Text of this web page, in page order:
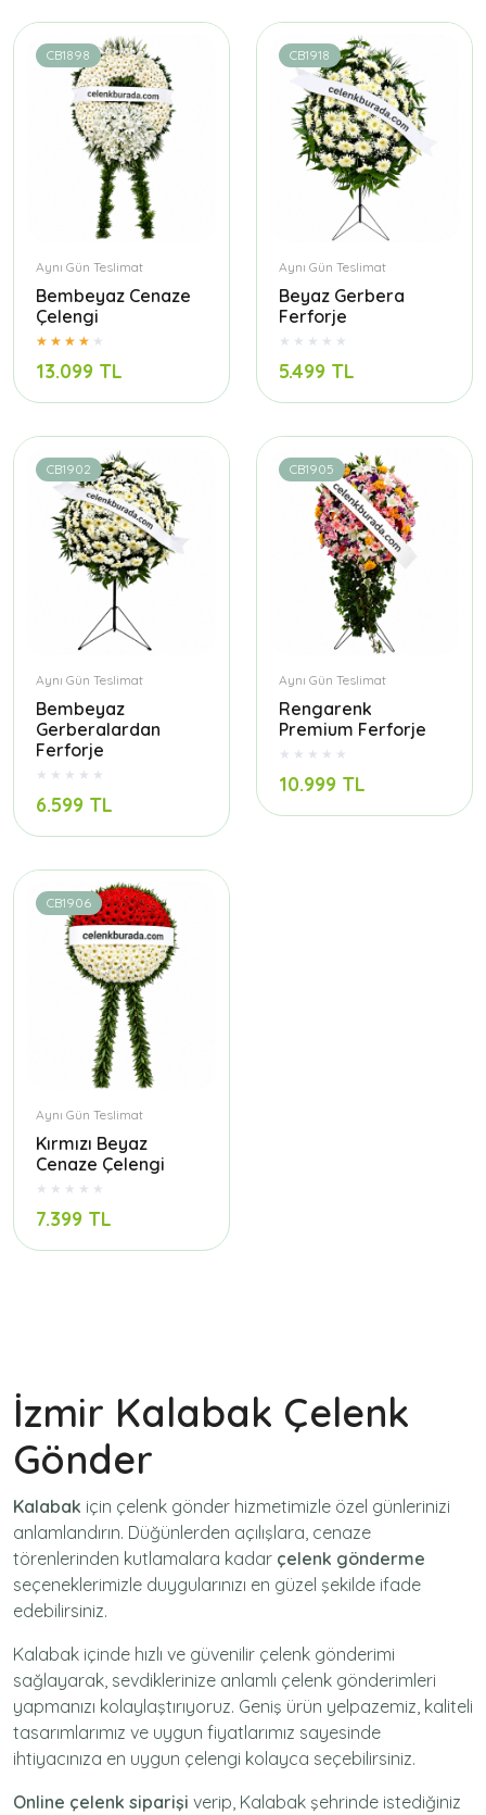
CB1898
Aynı Gün Teslimat
Bembeyaz Cenaze
Çelengi
13.099 TL
CB1918
Aynı Gün Teslimat
Beyaz Gerbera
Ferforje
5.499 TL
CB1902
Aynı Gün Teslimat
Bembeyaz
Gerberalardan
Ferforje
6.599 TL
CB1905
Aynı Gün Teslimat
Rengarenk
Premium Ferforje
10.999 TL
CB1906
Aynı Gün Teslimat
Kırmızı Beyaz
Cenaze Çelengi
7.399 TL
İzmir Kalabak Çelenk
Gönder
Kalabak için çelenk gönder hizmetimizle özel günlerinizi
anlamlandırın. Düğünlerden açılışlara, cenaze
törenlerinden kutlamalara kadar çelenk gönderme
seçeneklerimizle duygularınızı en güzel şekilde ifade
edebilirsiniz.
Kalabak içinde hızlı ve güvenilir çelenk gönderimi
sağlayarak, sevdiklerinize anlamlı çelenk gönderimleri
yapmanızı kolaylaştırıyoruz. Geniş ürün yelpazemiz, kaliteli
tasarımlarımız ve uygun fiyatlarımız sayesinde
ihtiyacınıza en uygun çelengi kolayca seçebilirsiniz.
Online çelenk siparişi verip, Kalabak şehrinde istediğiniz